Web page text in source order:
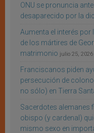
ONU se pronuncia
desaparecido por la
Aumenta el interés
de los mártires de
matrimonio julio 25, 2026
Franciscanos piden
persecución de
no sólo) en Tierra
Sacerdotes alemanes
obispo (y cardenal)
mismo sexo en